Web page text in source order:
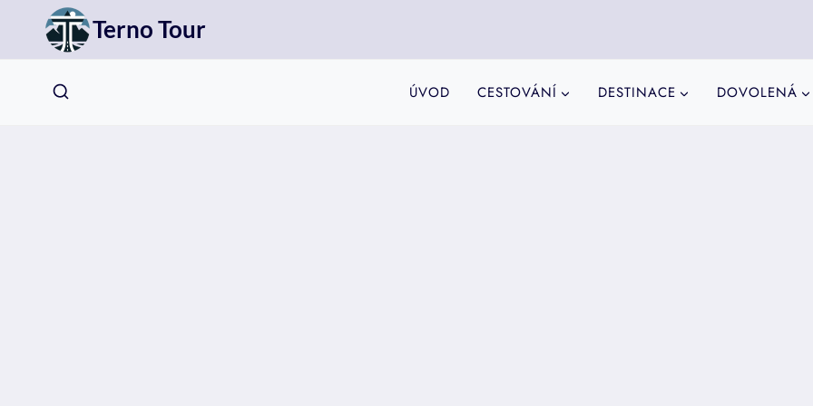
Přeskočit
obsah
Terno Tour
ÚVOD CESTOVÁNÍ DESTINACE DOVOLENÁ